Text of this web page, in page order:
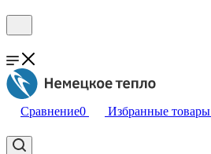
Сравнение0 Избранные товары